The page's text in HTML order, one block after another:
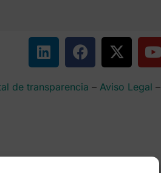
de transparencia – Aviso Legal –